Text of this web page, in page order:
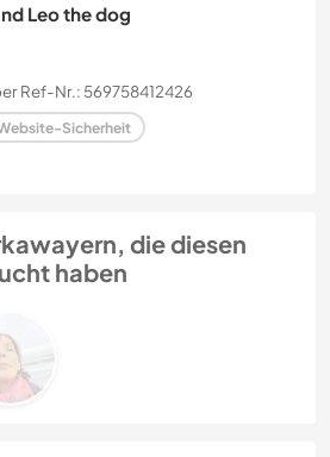
Leo the dog
Ref-Nr.: 569758412426
Sicherheit
die diesen
haben